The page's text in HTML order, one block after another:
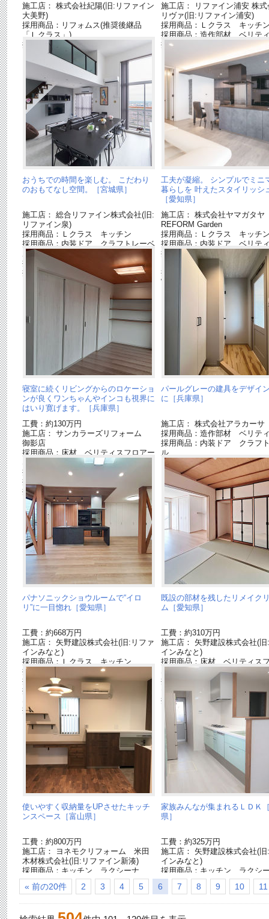
施工店： 株式会社紀陽(旧:リファイン
大美野)
採用商品：リフォムス(推奨後継品
「Ｌクラス」)
採用商品：内装ドア ベリティス
施工店： リファイン浦安 株式
リヴァ(旧:リファイン浦安)
採用商品：Ｌクラス キッチ
採用商品：造作部材 ベリテ
採用商品：照明器具
おうちでの時間を楽しむ。 こだわり
のおもてなし空間。［宮城県］
施工店： 総合リファイン株式会社(旧:
リファイン泉)
採用商品：Ｌクラス キッチン
採用商品：内装ドア クラフトレーベ
ル
採用商品：システム階段 ベリティス
採用商品：USUI-TA［ウスイータ］
工夫が凝縮。 シンプルでミニ
暮らしを 叶えたスタイリッシ
［愛知県］
施工店： 株式会社ヤマガタ
REFORM Garden
採用商品：Ｌクラス キッチ
採用商品：内装ドア ベリテ
採用商品：床材 ラピスタイ
採用商品：床材 ベリティス
W
寝室に続くリビングからのロケーショ
ンが良くワンちゃんやインコも視界に
はいり寛げます。［兵庫県］
工費：約130万円
施工店： サンカラーズリフォーム
御影店
採用商品：床材 ベリティスフロアー
S ハードコート
採用商品：ベリティス
採用商品：LED照明 ダウンライト
採用商品：LED照明 シーリングライ
ト
パールグレーの建具をデザイ
に［兵庫県］
施工店： 株式会社アラカーサ
採用商品：造作部材 ベリテ
採用商品：内装ドア クラフ
ル
パナソニックショウルームで“イロ
リ”に一目惚れ［愛知県］
工費：約668万円
施工店： 矢野建設株式会社(旧:リファ
インみなと)
採用商品：Ｌクラス キッチン
採用商品：カップボード
採用商品：IHクッキングヒーター
採用商品：床材 ベリティスフロアー
S ハードコート
採用商品：内装ドア ベリティスプラ
ス
既設の部材を残したリメイク
ム［愛知県］
工費：約310万円
施工店： 矢野建設株式会社(
インみなと)
採用商品：床材 ベリティス
S
採用商品：内装ドア・間仕切
ティス
採用商品：ベリティス
使いやすく収納量をUPさせたキッチ
ンスペース［富山県］
工費：約800万円
施工店： ヨネモクリフォーム 米田
木材株式会社(旧:リファイン新湊)
採用商品：キッチン ラクシーナ
採用商品：カップボード
採用商品：システム階段 ベリティス
家族みんなが集まれるＬＤＫ
県］
工費：約325万円
施工店： 矢野建設株式会社(
インみなと)
採用商品：キッチン ラクシ
採用商品：床材 ベリティス
S ハードコート
« 前の20件 2 3 4 5 6 7 8 9 10 11